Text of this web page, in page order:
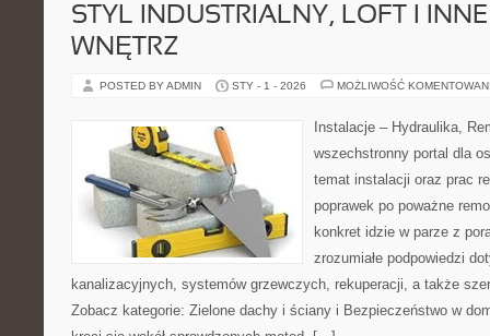
STYL INDUSTRIALNY, LOFT I
WNĘTRZ
POSTED BY ADMIN STY - 1 - 2026 MOŻLIWOŚĆ
Instalacje – Hydraulika,
wszechstronny portal dla
temat instalacji oraz prac
poprawek po poważne
konkret idzie w parze z
zrozumiałe podpowiedzi
kanalizacyjnych, systemów grzewczych, rekuperacji, a także
Zobacz kategorie: Zielone dachy i ściany i Bezpieczeństwo w